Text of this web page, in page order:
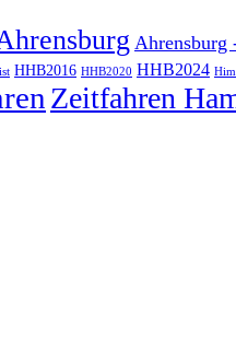
Ahrensburg
HHB2016 HHB2020 HHB2024
Zeitfahren